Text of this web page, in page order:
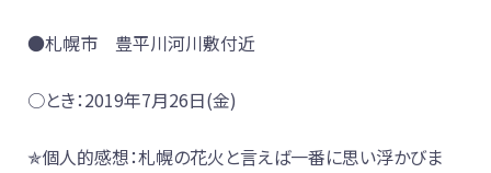
●札幌市 豊平川河川敷付近
○とき：2019年7月26日(金)
✯個人的感想：札幌の花火と言えば一番に思い浮かびま